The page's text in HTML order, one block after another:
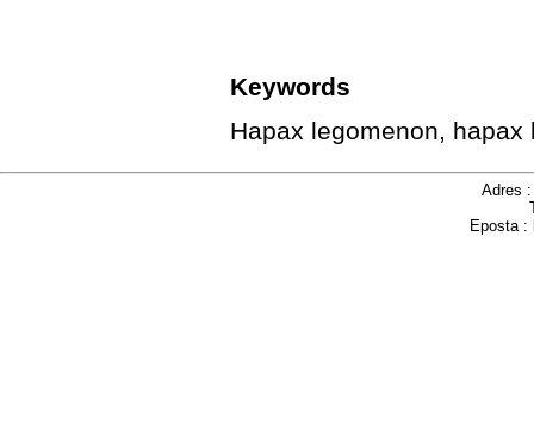
Keywords
Hapax legomenon,
Adres
Eposta :